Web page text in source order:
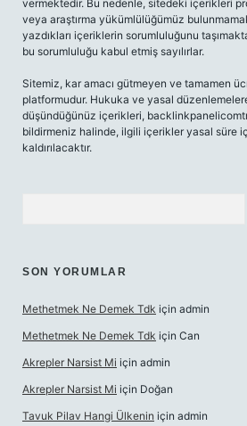
vermektedir. Bu nedenle, sitedeki içerikleri
veya araştırma yükümlülüğümüz
yazdıkları içeriklerin sorumluluğunu
bu sorumluluğu kabul etmiş sayılırlar.
Sitemiz, kar amacı gütmeyen ve tamamen
platformudur. Hukuka ve yasal
düşündüğünüz içerikleri,
bildirmeniz halinde, ilgili içerikler yasal süre
kaldırılacaktır.
SON YORUMLAR
Methetmek Ne Demek Tdk için admin
Methetmek Ne Demek Tdk için Can
Akrepler Narsist Mi için admin
Akrepler Narsist Mi için Doğan
Tavuk Pilav Hangi Ülkenin için admin